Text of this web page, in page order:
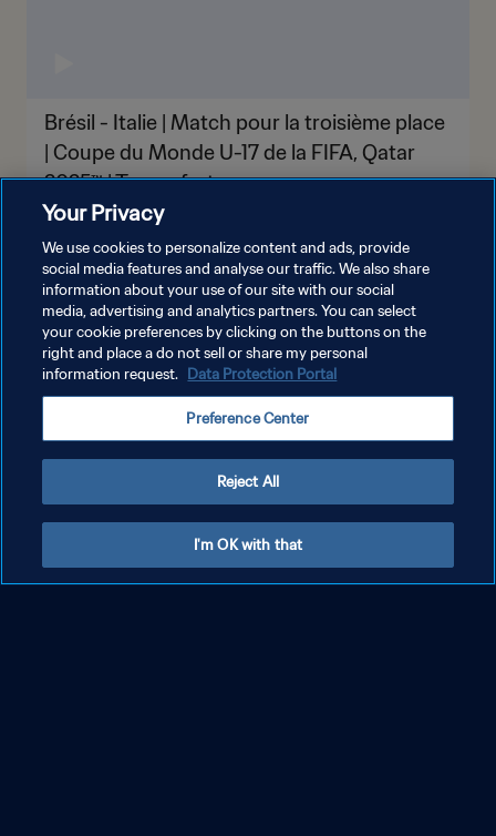
Brésil - Italie | Match pour la troisième place
| Coupe du Monde U-17 de la FIFA, Qatar
2025™ | Temps forts
Autriche - Italie | Demi-finale | Coupe du
Monde U-17 de la FIFA, Qatar 2025™ | Temps
Your Privacy
We use cookies to personalize content and ads, provide
social media features and analyse our traffic. We also share
information about your use of our site with our social
media, advertising and analytics partners. You can select
your cookie preferences by clicking on the buttons on the
right and place a do not sell or share my personal
information request. Data Protection Portal
Preference Center
Reject All
I'm OK with that